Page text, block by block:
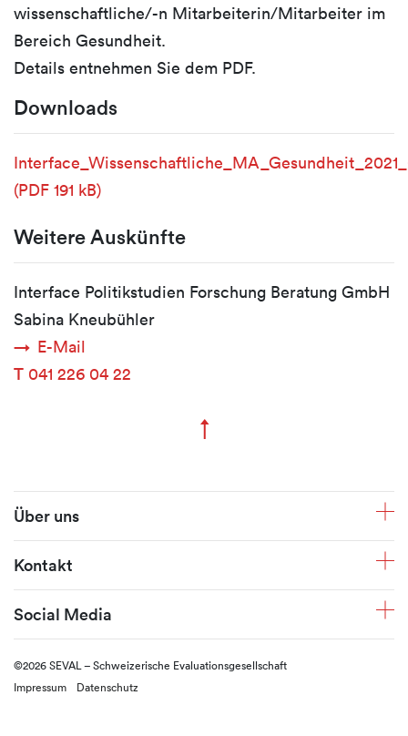
wissenschaftliche/-n Mitarbeiterin/Mitarbeiter im
Bereich Gesundheit.
Details entnehmen Sie dem PDF.
Downloads
(PDF 191 kB)
Weitere Auskünfte
Interface Politikstudien Forschung Beratung GmbH
Sabina Kneubühler
E-Mail
T 041 226 04 22
↑Zum Seitenanfang
Fusszeile
Über uns
Kontakt
Social Media
©2026 SEVAL – Schweizerische Evaluationsgesellschaft
Impressum
Datenschutz